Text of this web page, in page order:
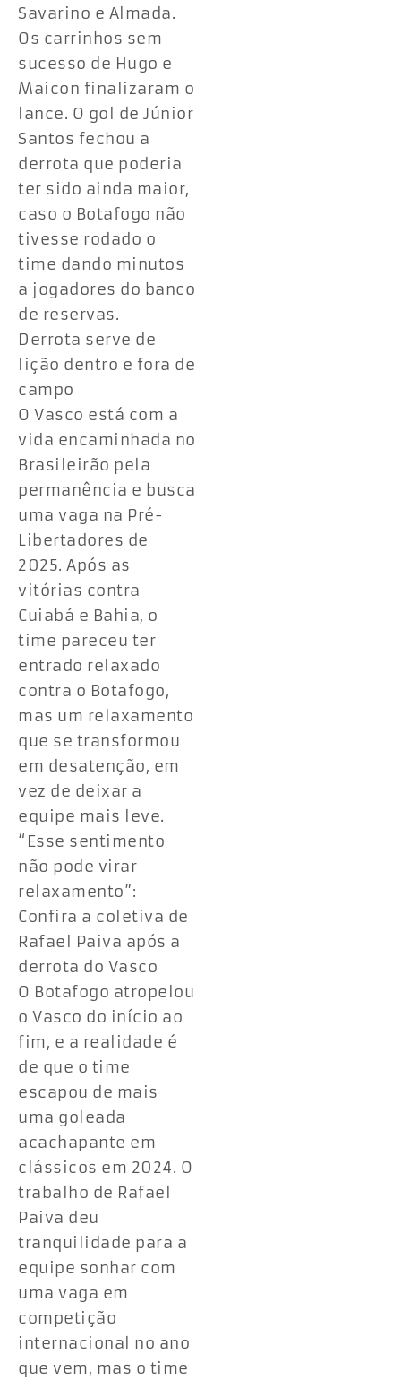
Savarino e Almada.
Os carrinhos sem
sucesso de Hugo e
Maicon finalizaram o
lance. O gol de Júnior
Santos fechou a
derrota que poderia
ter sido ainda maior,
caso o Botafogo não
tivesse rodado o
time dando minutos
a jogadores do banco
de reservas.
Derrota serve de
lição dentro e fora de
campo
O Vasco está com a
vida encaminhada no
Brasileirão pela
permanência e busca
uma vaga na Pré-
Libertadores de
2025. Após as
vitórias contra
Cuiabá e Bahia, o
time pareceu ter
entrado relaxado
contra o Botafogo,
mas um relaxamento
que se transformou
em desatenção, em
vez de deixar a
equipe mais leve.
“Esse sentimento
não pode virar
relaxamento”:
Confira a coletiva de
Rafael Paiva após a
derrota do Vasco
O Botafogo atropelou
o Vasco do início ao
fim, e a realidade é
de que o time
escapou de mais
uma goleada
acachapante em
clássicos em 2024. O
trabalho de Rafael
Paiva deu
tranquilidade para a
equipe sonhar com
uma vaga em
competição
internacional no ano
que vem, mas o time